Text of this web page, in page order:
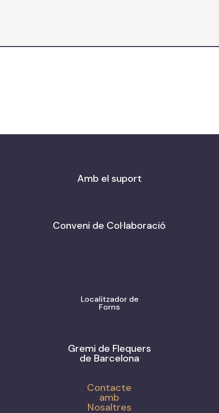
Amb el suport
Conveni de Col·laboració
Localitzador de
Forns
Gremi de Flequers
de Barcelona
Contacte
amb
Nosaltres